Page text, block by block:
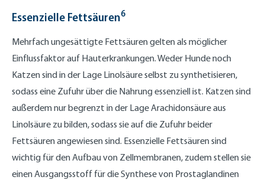
Essenzielle Fettsäuren6
Mehrfach ungesättigte Fettsäuren gelten als möglicher
Einflussfaktor auf Hauterkrankungen. Weder Hunde noch
Katzen sind in der Lage Linolsäure selbst zu synthetisieren,
sodass eine Zufuhr über die Nahrung essenziell ist. Katzen sind
außerdem nur begrenzt in der Lage Arachidonsäure aus
Linolsäure zu bilden, sodass sie auf die Zufuhr beider
Fettsäuren angewiesen sind. Essenzielle Fettsäuren sind
wichtig für den Aufbau von Zellmembranen, zudem stellen sie
einen Ausgangsstoff für die Synthese von Prostaglandinen